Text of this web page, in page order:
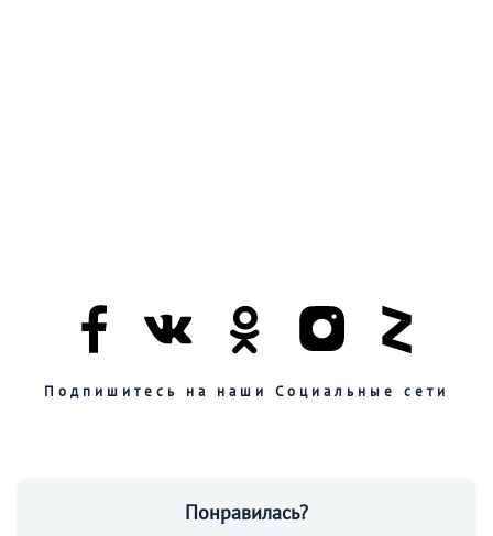
Подпишитесь на наши Социальные сети
Понравилась?